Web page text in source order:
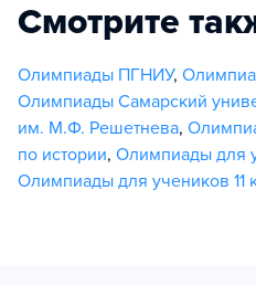
Смотрите
Олимпиады ПГНИУ,
Олимпиады Самарский
им. М.Ф. Решетнева,
по истории, Олимпиады для
Олимпиады для учеников 11